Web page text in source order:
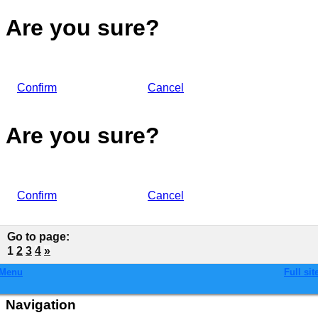
Are you sure?
Confirm Cancel
Are you sure?
Confirm Cancel
Go to page:
1 2 3 4 »
Full
Navigation